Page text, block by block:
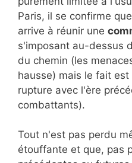
Paris, il se confirme
arrive à réunir une
s'imposant au-dessus
du chemin (les
hausse) mais le fait
rupture avec l'ère
combattants).
Tout n'est pas perdu
étouffante et que, pas